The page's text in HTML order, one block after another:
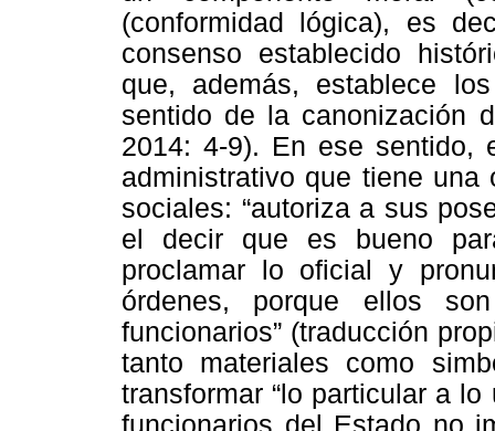
(conformidad lógica), es
consenso establecido
que, además, establece
sentido de la canonización
2014: 4-9). En ese sentido,
administrativo que tiene una
sociales: “autoriza a sus
el decir que es bueno
proclamar lo oficial y
órdenes, porque ellos
funcionarios” (traducción
tanto materiales como
transformar “lo particular a lo
funcionarios del Estado no